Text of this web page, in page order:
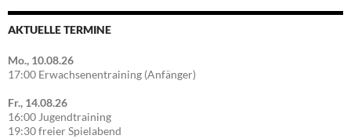
AKTUELLE TERMINE
Mo., 10.08.26
17:00 Erwachsenentraining (Anfänger)
Fr., 14.08.26
16:00 Jugendtraining
19:30 freier Spielabend